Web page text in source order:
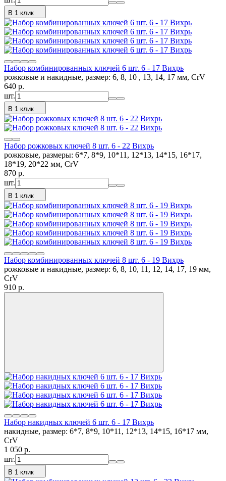
В 1 клик
Набор комбинированных ключей 6 шт. 6 - 17 Вихрь
рожковые и накидные, размер: 6, 8, 10 , 13, 14, 17 мм, CrV
640 p.
шт.
В 1 клик
Набор рожковых ключей 8 шт. 6 - 22 Вихрь
рожковые, размеры: 6*7, 8*9, 10*11, 12*13, 14*15, 16*17,
18*19, 20*22 мм, CrV
870 p.
шт.
В 1 клик
Набор комбинированных ключей 8 шт. 6 - 19 Вихрь
рожковые и накидные, размер: 6, 8, 10, 11, 12, 14, 17, 19 мм,
CrV
910 p.
Набор накидных ключей 6 шт. 6 - 17 Вихрь
накидные, размер: 6*7, 8*9, 10*11, 12*13, 14*15, 16*17 мм,
CrV
1 050 p.
шт.
В 1 клик